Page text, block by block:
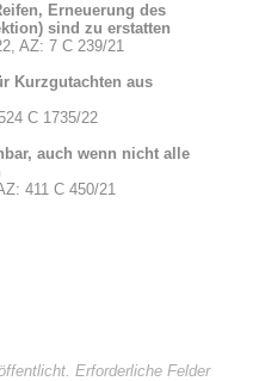
Erneuerung des
sind zu erstatten
AZ: 7 C 239/21
Kurzgutachten aus
C 1735/22
auch wenn nicht alle
411 C 450/21
Erforderliche Felder